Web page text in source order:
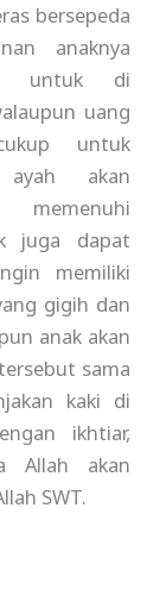
bersepeda
anaknya
untuk di
uang
untuk
akan
juga dapat
memiliki
gigih dan
anak akan
sama
kaki di
ikhtiar,
Allah akan
SWT.